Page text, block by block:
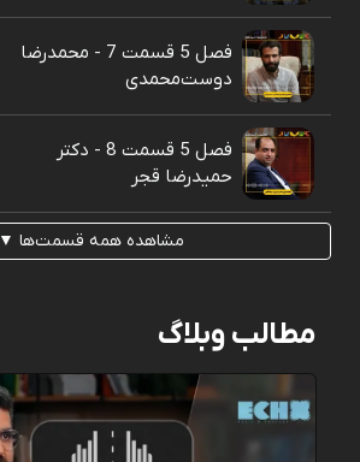
فصل 5 قسمت 7 - محمدرضا
دوست‌محمدی
فصل 5 قسمت 8 - دکتر
حمیدرضا قجر
مشاهده همه قسمت‌ها ▼
مطالب وبلاگ